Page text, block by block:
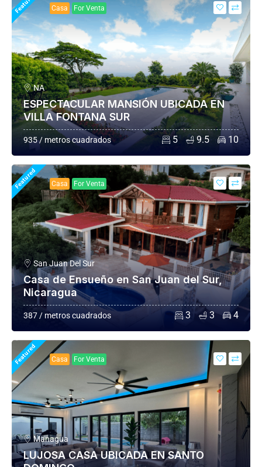
Casa For Venta
NA
ESPECTACULAR MANSIÓN UBICADA EN
VILLA FONTANA SUR
935 / metros cuadrados 5 9.5 10
Featured Casa For Venta
San Juan Del Sur
Casa de Ensueño en San Juan del Sur,
Nicaragua
387 / metros cuadrados 3 3 4
Featured Casa For Venta
Managua
LUJOSA CASA UBICADA EN SANTO